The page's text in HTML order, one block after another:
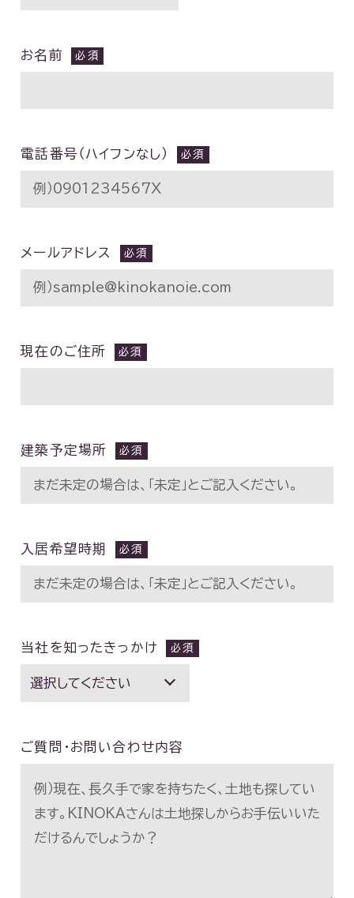
お名前
電話番号（ハイフンなし）
メールアドレス
現在のご住所
建築予定場所
入居希望時期
当社を知ったきっかけ
ご質問・お問い合わせ内容